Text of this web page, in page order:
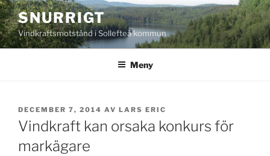
Hoppa
till
innehåll
SNURRIGT
Vindkraftsmotstånd i Sollefteå kommun
Meny
PUBLICERAT
DECEMBER 7, 2014 AV LARS ERIC
Vindkraft kan orsaka konkurs för
markägare